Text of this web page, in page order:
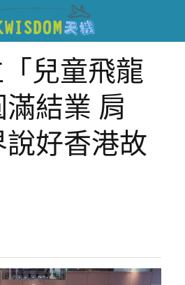
「兒童飛龍
結業 肩
好香港故